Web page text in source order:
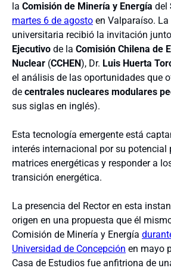
la Comisión de Minería y Energía del
martes 6 de agosto en Valparaíso.
universitaria recibió la invitación
Ejecutivo de la Comisión Chilena de
Nuclear (CCHEN), Dr. Luis Huerta
el análisis de las oportunidades que
de centrales nucleares modulares
sus siglas en inglés).
Esta tecnología emergente está
interés internacional por su potencial
matrices energéticas y responder a
transición energética.
La presencia del Rector en esta
origen en una propuesta que él
Comisión de Minería y Energía
Universidad de Concepción en mayo
Casa de Estudios fue anfitriona de